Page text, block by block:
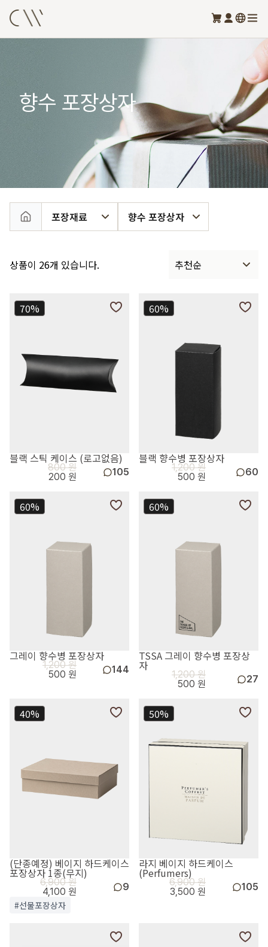
향수 포장상자
포장재료 향수 포장상자
상품이 26개 있습니다. 추천순
70%
블랙 스틱 케이스 (로고없음)
800 원
200 원
105
60%
블랙 향수병 포장상자
1,200 원
500 원
60
60%
그레이 향수병 포장상자
1,200 원
500 원
144
60%
TSSA 그레이 향수병 포장상
자
1,200 원
500 원
27
40%
(단종예정) 베이지 하드케이스
포장상자 1종(무지)
6,900 원
4,100 원
9
#선물포장상자
50%
라지 베이지 하드케이스
(Perfumers)
6,900 원
3,500 원
105